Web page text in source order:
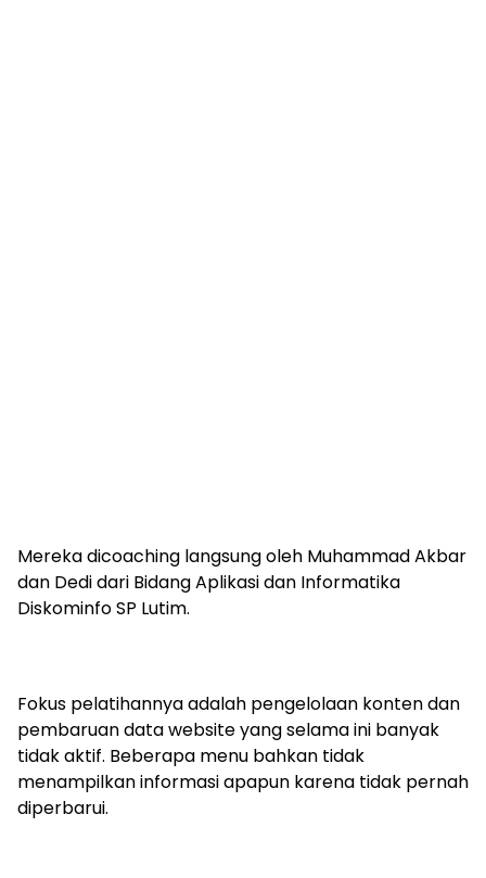
Mereka dicoaching langsung oleh Muhammad Akbar
dan Dedi dari Bidang Aplikasi dan Informatika
Diskominfo SP Lutim.
Fokus pelatihannya adalah pengelolaan konten dan
pembaruan data website yang selama ini banyak
tidak aktif. Beberapa menu bahkan tidak
menampilkan informasi apapun karena tidak pernah
diperbarui.